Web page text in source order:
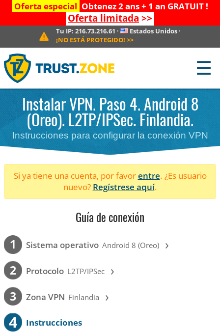
Oferta especial Obtenez 2 ans + 1 an GRATUIT !
Oferta limitada >>
Tu IP:216.73.216.61 · Estados Unidos·
¡NO ESTÁ PROTEGIDO! >>
☰
Instalar VPN. Paso 4. Android 8
(Oreo). L2TP/IPSec. Finlandia.
Instrucciones para configurar la conexión VPN
Si ya tiene una cuenta, por favorentre. ¿Es usuario
nuevo? Regístrese aquí.
Guía de conexión
1 Sistema operativo Android 8 (Oreo) ›
2 Protocolo L2TP/IPSec ›
3 Zona VPN Finlandia ›
4 Instrucciones